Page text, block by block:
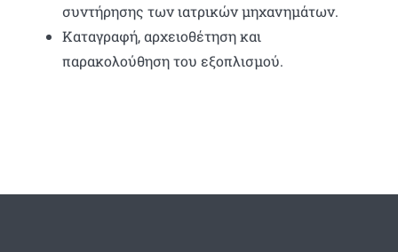
συντήρησης των ιατρικών μηχανημάτων.
Καταγραφή, αρχειοθέτηση και
παρακολούθηση του εξοπλισμού.